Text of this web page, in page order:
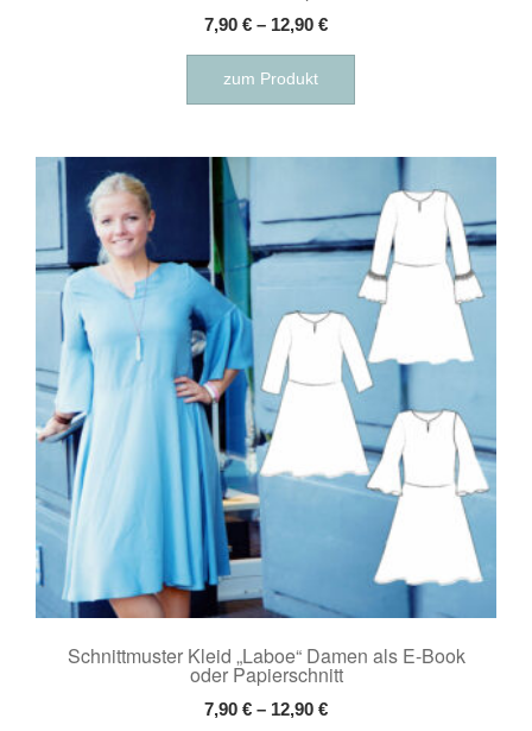
7,90 € – 12,90 €
zum Produkt
Dieses
weist
Varianten
Die
Optionen
können
auf
der
Produktseite
gewählt
werden
Schnittmuster Kleid „Laboe“ Damen als E-Book
oder Papierschnitt
7,90 € – 12,90 €